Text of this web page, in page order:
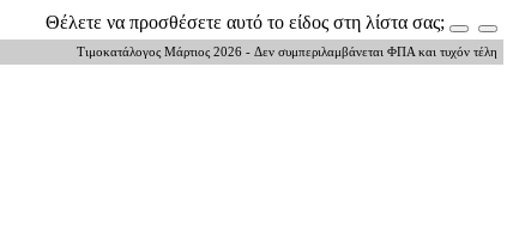
Θέλετε να προσθέσετε αυτό το είδος στη λίστα σας;
Τιμοκατάλογος Μάρτιος 2026 - Δεν συμπεριλαμβάνεται ΦΠΑ και τυχόν τέλη